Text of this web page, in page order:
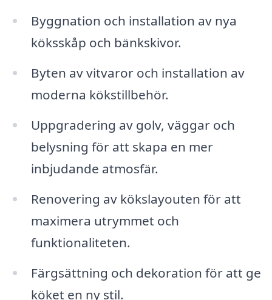
Byggnation och installation av nya
köksskåp och bänkskivor.
Byten av vitvaror och installation av
moderna kökstillbehör.
Uppgradering av golv, väggar och
belysning för att skapa en mer
inbjudande atmosfär.
Renovering av kökslayouten för att
maximera utrymmet och
funktionaliteten.
Färgsättning och dekoration för att ge
köket en ny stil.